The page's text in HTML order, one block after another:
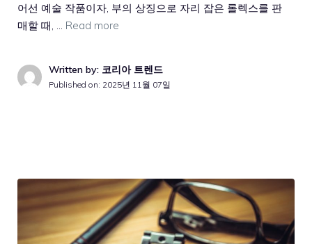
어선 예술 작품이자, 부의 상징으로 자리 잡은 롤렉스를 판
매할 때, … Read more
Written by: 코리아 트렌드
Published on: 2025년 11월 07일